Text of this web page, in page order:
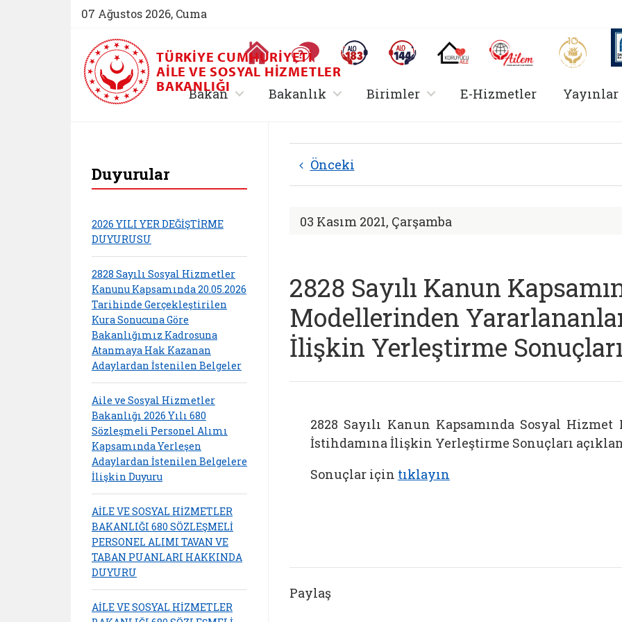
07 Ağustos 2026, Cuma
Ana Sayfa Sıkça Sorulan SorularAlo 183 (yeni sekmede açılır)Alo 144 (yeni sekmede açılır)Koruyucu Aile (yeni sekmede açılır)
AİLEM İletişim Aile ve
TÜRKIYE CUMHURIYETI
AILE VE SOSYAL HIZMETLER
BAKANLIĞI
Bakan, alt menü içerir
Bakanlık , alt menü içerir
Birimler, alt menü içerir
E-Hizmetler Yayınlar
T.C. Aile ve Sosyal Hizmetler
Duyurular
2026 YILI YER DEĞİŞTİRME
DUYURUSU
2828 Sayılı Sosyal Hizmetler
Kanunu Kapsamında 20.05.2026
Tarihinde Gerçekleştirilen
Kura Sonucuna Göre
Bakanlığımız Kadrosuna
Atanmaya Hak Kazanan
Adaylardan İstenilen Belgeler
Aile ve Sosyal Hizmetler
Bakanlığı 2026 Yılı 680
Sözleşmeli Personel Alımı
Kapsamında Yerleşen
Adaylardan İstenilen Belgelere
İlişkin Duyuru
AİLE VE SOSYAL HİZMETLER
BAKANLIĞI 680 SÖZLEŞMELİ
PERSONEL ALIMI TAVAN VE
TABAN PUANLARI HAKKINDA
DUYURU
AİLE VE SOSYAL HİZMETLER
Önceki
03 Kasım 2021, Çarşamba
2828 Sayılı Kanun
Modellerinden
İlişkin Yerleştirme
2828 Sayılı Kanun Kapsamında Sosyal
İstihdamına İlişkin Yerleştirme Sonuçları
Sonuçlar için tıklayın
Paylaş